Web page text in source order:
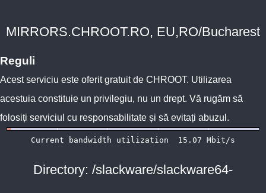
MIRRORS.CHROOT.RO, EU,RO/Bucharest
Reguli
Acest serviciu este oferit gratuit de CHROOT. Utilizarea
acestuia constituie un privilegiu, nu un drept. Vă rugăm să
folosiți serviciul cu responsabilitate și să evitați abuzul.
Directory: /slackware/slackware64-